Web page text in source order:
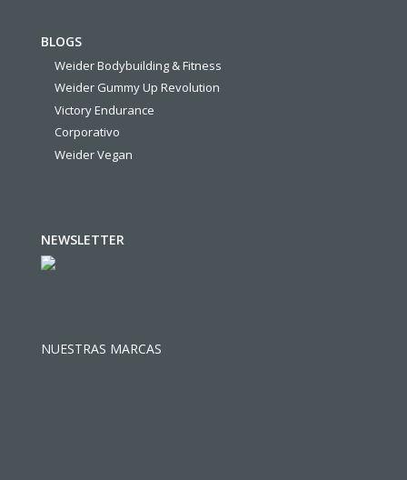
BLOGS
Weider Bodybuilding & Fitness
Weider Gummy Up Revolution
Victory Endurance
Corporativo
Weider Vegan
NEWSLETTER
NUESTRAS MARCAS